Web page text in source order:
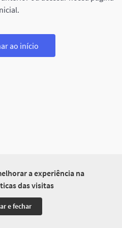
a experiência na
das visitas
e fechar
ao início